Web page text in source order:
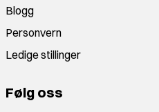
Blogg
Personvern
Ledige stillinger
Følg oss